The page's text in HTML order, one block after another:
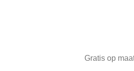
Gratis op